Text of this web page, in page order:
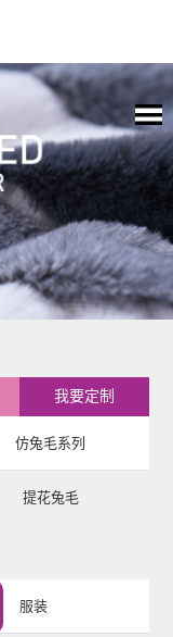
我要定制
仿兔毛系列
提花兔毛
服装